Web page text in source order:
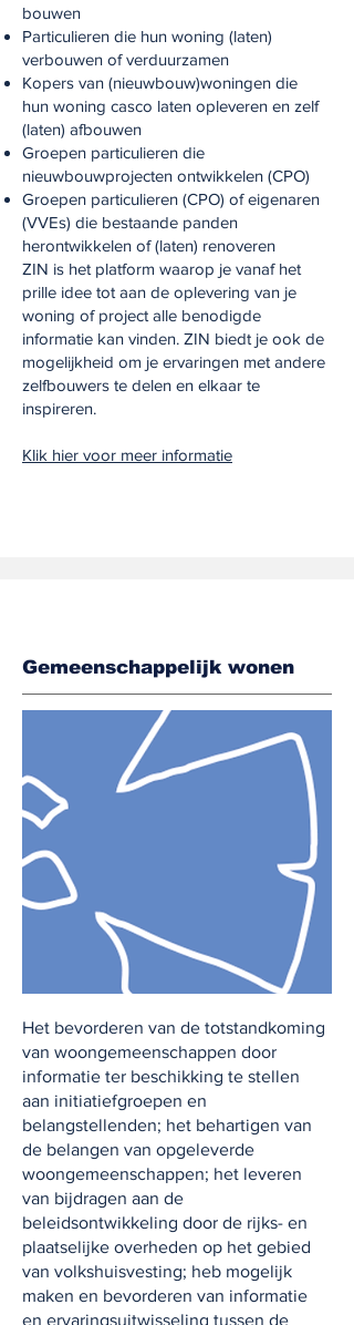
bouwen
Particulieren die hun woning (laten)
verbouwen of verduurzamen
Kopers van (nieuwbouw)woningen die
hun woning casco laten opleveren en zelf
(laten) afbouwen
Groepen particulieren die
nieuwbouwprojecten ontwikkelen (CPO)
Groepen particulieren (CPO) of eigenaren
(VVEs) die bestaande panden
herontwikkelen of (laten) renoveren
ZIN is het platform waarop je vanaf het
prille idee tot aan de oplevering van je
woning of project alle benodigde
informatie kan vinden. ZIN biedt je ook de
mogelijkheid om je ervaringen met andere
zelfbouwers te delen en elkaar te
inspireren.
Klik hier voor meer informatie
Gemeenschappelijk wonen
Het bevorderen van de totstandkoming
van woongemeenschappen door
informatie ter beschikking te stellen
aan initiatiefgroepen en
belangstellenden; het behartigen van
de belangen van opgeleverde
woongemeenschappen; het leveren
van bijdragen aan de
beleidsontwikkeling door de rijks- en
plaatselijke overheden op het gebied
van volkshuisvesting; heb mogelijk
maken en bevorderen van informatie
en ervaringsuitwisseling tussen de